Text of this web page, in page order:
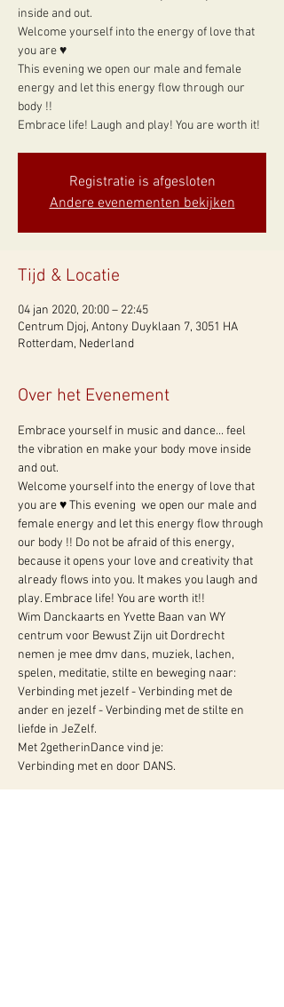
inside and out.
Welcome yourself into the energy of love that
you are ♥
This evening we open our male and female
energy and let this energy flow through our
body !!
Embrace life! Laugh and play! You are worth it!
Registratie is afgesloten
Andere evenementen bekijken
Tijd & Locatie
04 jan 2020, 20:00 – 22:45
Centrum Djoj, Antony Duyklaan 7, 3051 HA
Rotterdam, Nederland
Over het Evenement
Embrace yourself in music and dance... feel
the vibration en make your body move inside
and out.
Welcome yourself into the energy of love that
you are ♥ This evening  we open our male and
female energy and let this energy flow through
our body !! Do not be afraid of this energy,
because it opens your love and creativity that
already flows into you. It makes you laugh and
play. Embrace life! You are worth it!!
Wim Danckaarts en Yvette Baan van WY
centrum voor Bewust Zijn uit Dordrecht
nemen je mee dmv dans, muziek, lachen,
spelen, meditatie, stilte en beweging naar:
Verbinding met jezelf - Verbinding met de
ander en jezelf - Verbinding met de stilte en
liefde in JeZelf.
Met 2getherinDance vind je:
Verbinding met en door DANS.